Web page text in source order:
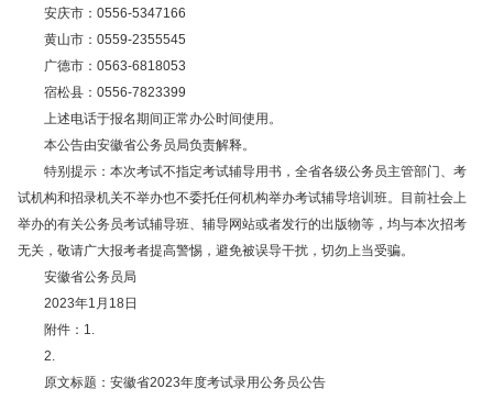
安庆市：0556-5347166
黄山市：0559-2355545
广德市：0563-6818053
宿松县：0556-7823399
上述电话于报名期间正常办公时间使用。
本公告由安徽省公务员局负责解释。
特别提示：本次考试不指定考试辅导用书，全省各级公务员主管部门、考
试机构和招录机关不举办也不委托任何机构举办考试辅导培训班。目前社会上
举办的有关公务员考试辅导班、辅导网站或者发行的出版物等，均与本次招考
无关，敬请广大报考者提高警惕，避免被误导干扰，切勿上当受骗。
安徽省公务员局
2023年1月18日
附件：1.
2.
原文标题：安徽省2023年度考试录用公务员公告